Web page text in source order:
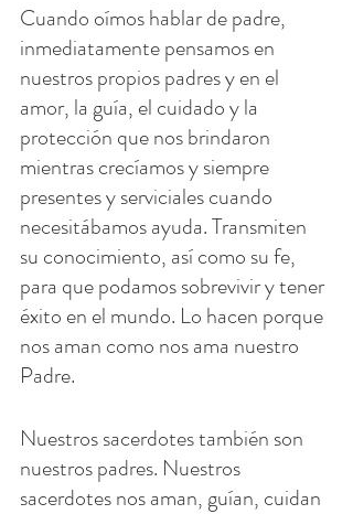
Cuando oímos hablar de padre,
inmediatamente pensamos en
nuestros propios padres y en el
amor, la guía, el cuidado y la
protección que nos brindaron
mientras crecíamos y siempre
presentes y serviciales cuando
necesitábamos ayuda. Transmiten
su conocimiento, así como su fe,
para que podamos sobrevivir y tener
éxito en el mundo. Lo hacen porque
nos aman como nos ama nuestro
Padre.
Nuestros sacerdotes también son
nuestros padres. Nuestros
sacerdotes nos aman, guían, cuidan